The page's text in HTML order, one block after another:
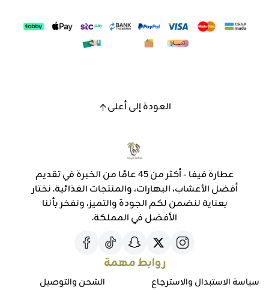
العودة إلى أعلى
عطارة فيفا - أكثر من 45 عامًا من الخبرة في تقديم
أفضل الأعشاب، البهارات، والمنتجات الغذائية. نختار
بعناية لنضمن لكم الجودة والتميز، ونفخر بأننا
الأفضل في المملكة.
روابط مهمة
سياسة الاستبدال والاسترجاع
الشحن والتوصيل